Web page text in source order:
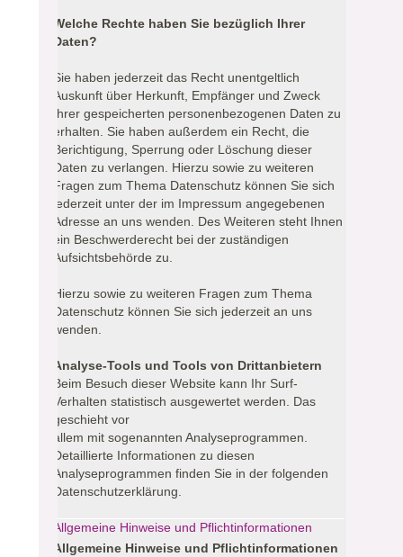
Welche Rechte haben Sie bezüglich Ihrer
Daten?
Sie haben jederzeit das Recht unentgeltlich
Auskunft über Herkunft, Empfänger und Zweck
Ihrer gespeicherten personenbezogenen Daten zu
erhalten. Sie haben außerdem ein Recht, die
Berichtigung, Sperrung oder Löschung dieser
Daten zu verlangen. Hierzu sowie zu weiteren
Fragen zum Thema Datenschutz können Sie sich
jederzeit unter der im Impressum angegebenen
Adresse an uns wenden. Des Weiteren steht Ihnen
ein Beschwerderecht bei der zuständigen
Aufsichtsbehörde zu.
Hierzu sowie zu weiteren Fragen zum Thema
Datenschutz können Sie sich jederzeit an uns
wenden.
Analyse-Tools und Tools von Drittanbietern
Beim Besuch dieser Website kann Ihr Surf-
Verhalten statistisch ausgewertet werden. Das
geschieht vor
allem mit sogenannten Analyseprogrammen.
Detaillierte Informationen zu diesen
Analyseprogrammen finden Sie in der folgenden
Datenschutzerklärung.
Allgemeine Hinweise und Pflichtinformationen
Allgemeine Hinweise und Pflichtinformationen